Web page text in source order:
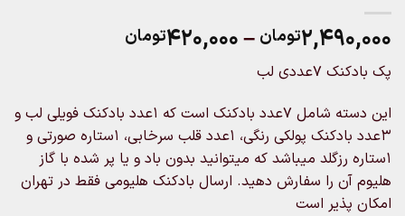
۲,۴۹۰,۰۰۰تومان –۴۲۰,۰۰۰تومان
through
۲,۴۹۰,۰۰۰تومان
پک بادکنک 7عددی لب
این دسته شامل 7عدد بادکنک است که 1عدد بادکنک فویلی لب و
3عدد بادکنک پولکی رنگی، 1عدد قلب سرخابی، 1ستاره صورتی و
1ستاره رزگلد میباشد که میتوانید بدون باد و یا پر شده با گاز
هلیوم آن را سفارش دهید. ارسال بادکنک هلیومی فقط در تهران
امکان پذیر است